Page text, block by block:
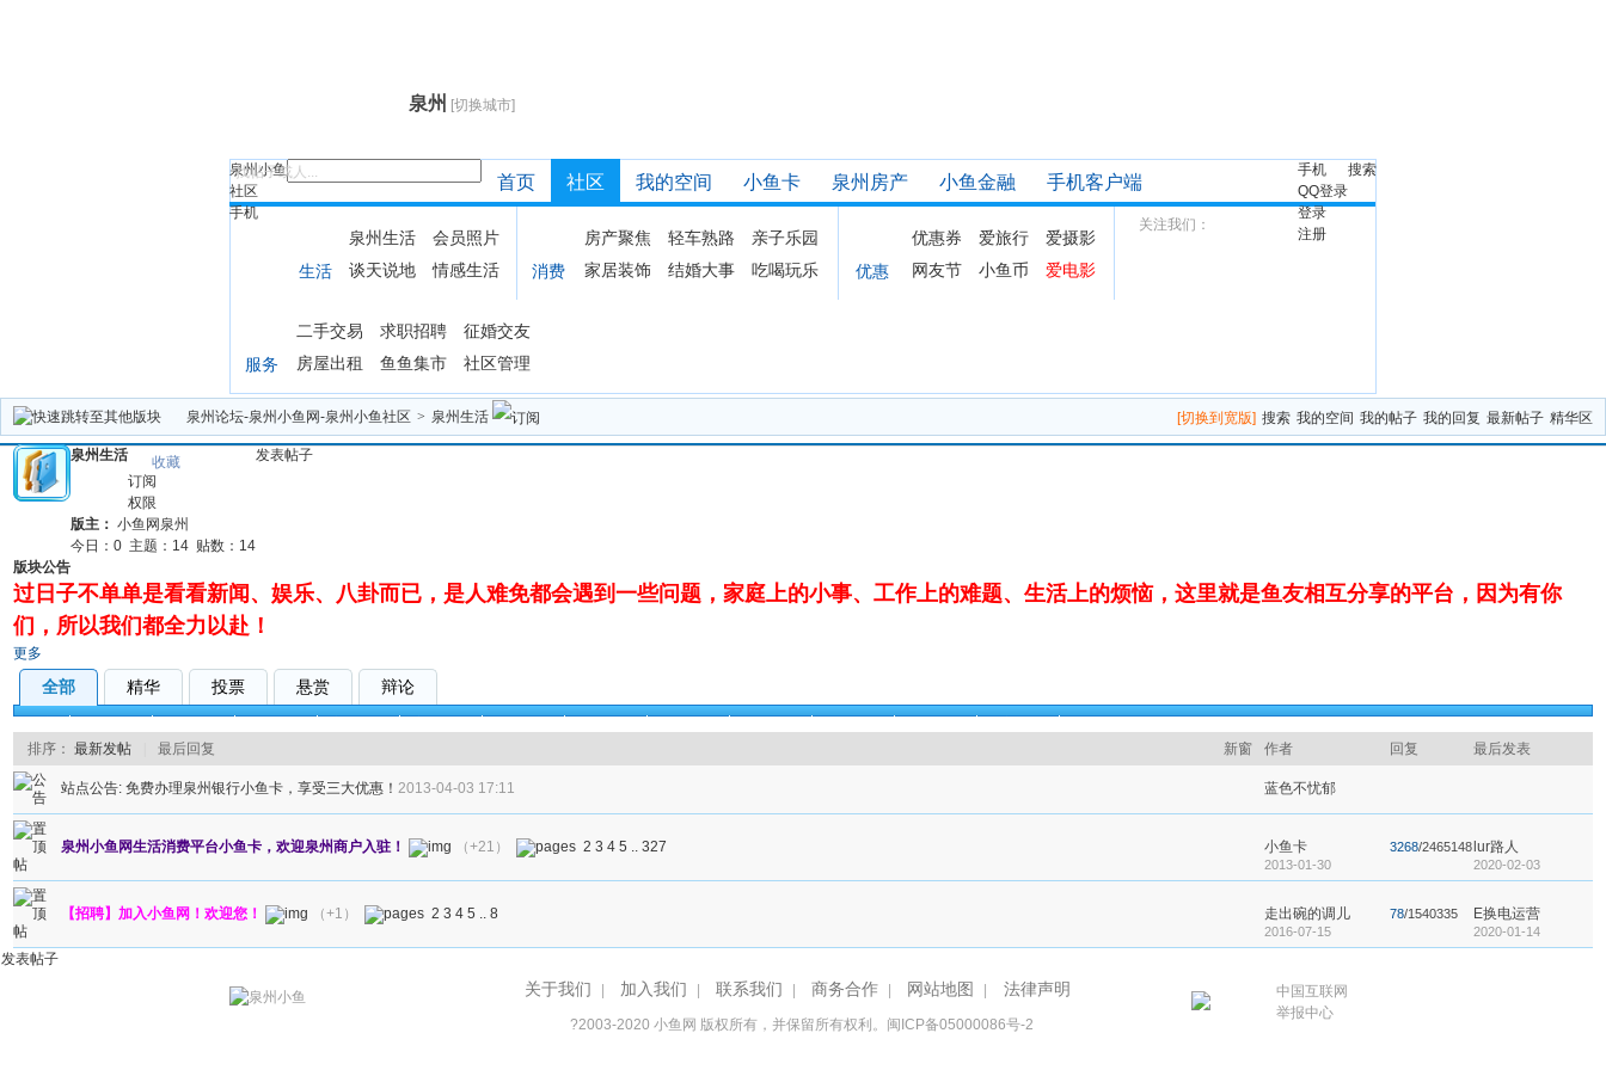
泉州 [切换城市]
泉州小鱼
社区
手机
搜索
找帖子或人...
手机
QQ登录
登录
注册
首页 社区 我的空间 小鱼卡 泉州房产 小鱼金融 手机客户端
关注我们：
生活
泉州生活
会员照片
谈天说地
情感生活 消费
房产聚焦 轻车熟路
亲子乐园
家居装饰
结婚大事 吃喝玩乐 优惠
优惠券 爱旅行
爱摄影
网友节
小鱼币 爱电影
服务
二手交易 求职招聘
征婚交友
房屋出租
鱼鱼集市 社区管理
[切换到宽版] 搜索 我的空间 我的帖子 我的回复 最新帖子 精华区
泉州论坛-泉州小鱼网-泉州小鱼社区 > 泉州生活
泉州生活
收藏
订阅
权限
版主： 小鱼网泉州
今日： 0 主题： 14 贴数： 14
发表帖子
版块公告
过日子不单单是看看新闻、娱乐、八卦而已，是人难免都会遇到一些问题，家庭上的小事、工作上的难题、生活上的烦恼，这里就是鱼友相互分享的平台，因为有你
们，所以我们都全力以赴！
更多
全部 精华 投票 悬赏 辩论
新窗
排序： 最新发帖 最后回复 作者 回复 最后发表
站点公告: 免费办理泉州银行小鱼卡，享受三大优惠！ 2013-04-03 17:11 蓝色不忧郁
泉州小鱼网生活消费平台小鱼卡，欢迎泉州商户入驻！ （+21） 2 3 4 5 .. 327 小鱼卡
2013-01-30
3268/2465148 lur路人
2020-02-03
【招聘】加入小鱼网！欢迎您！ （+1） 2 3 4 5 .. 8 走出碗的调儿
2016-07-15
78/1540335 E换电运营
2020-01-14
发表帖子
关于我们 加入我们 联系我们 商务合作 网站地图 法律声明
?2003-2020小鱼网 版权所有，并保留所有权利。 闽ICP备05000086号-2
中国互联网
举报中心